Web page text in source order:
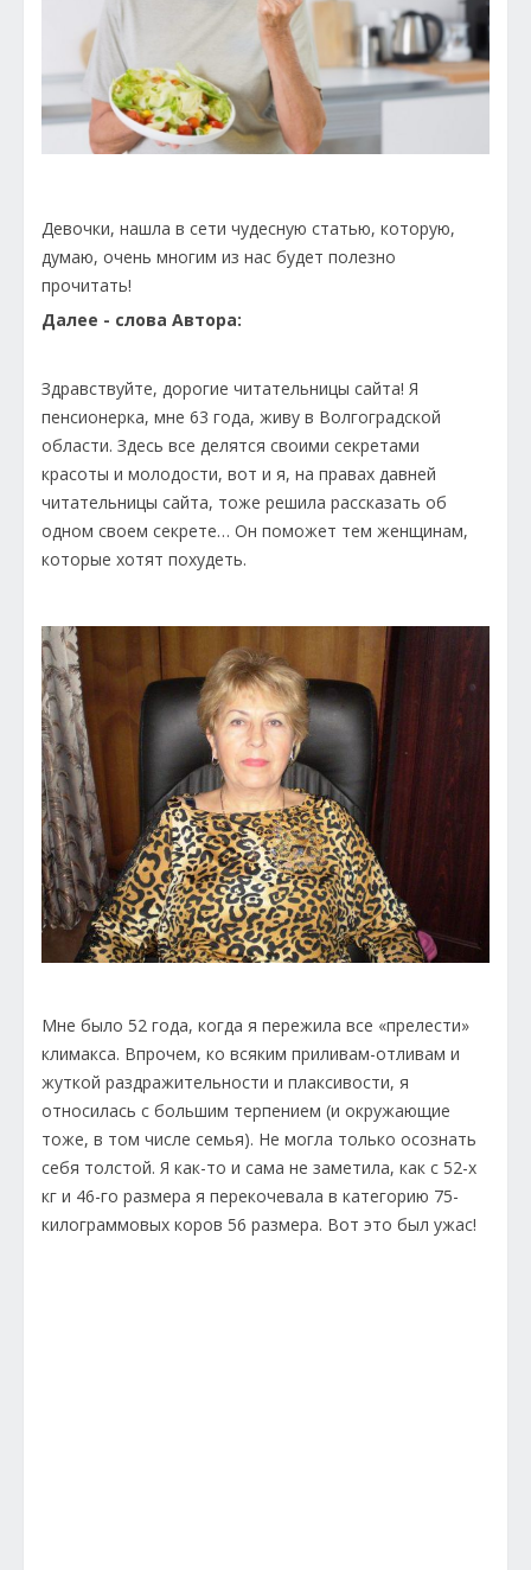
Девочки, нашла в сети чудесную статью, которую,
думаю, очень многим из нас будет полезно
прочитать!
Далее - слова Автора:
Здравствуйте, дорогие читательницы сайта! Я
пенсионерка, мне 63 года, живу в Волгоградской
области. Здесь все делятся своими секретами
красоты и молодости, вот и я, на правах давней
читательницы сайта, тоже решила рассказать об
одном своем секрете… Он поможет тем женщинам,
которые хотят похудеть.
Мне было 52 года, когда я пережила все «прелести»
климакса. Впрочем, ко всяким приливам-отливам и
жуткой раздражительности и плаксивости, я
относилась с большим терпением (и окружающие
тоже, в том числе семья). Не могла только осознать
себя толстой. Я как-то и сама не заметила, как с 52-х
кг и 46-го размера я перекочевала в категорию 75-
килограммовых коров 56 размера. Вот это был ужас!